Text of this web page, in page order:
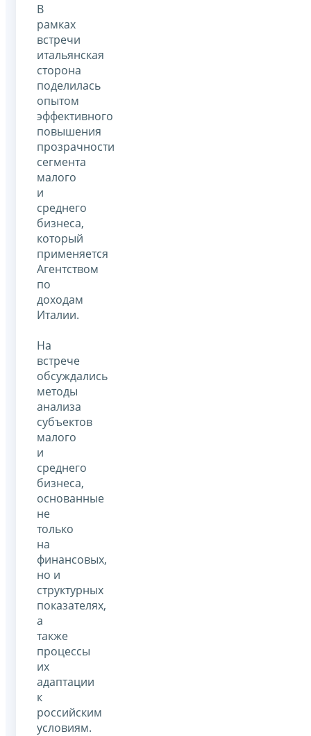
В
рамках
встречи
итальянская
сторона
поделилась
опытом
эффективного
повышения
прозрачности
сегмента
малого
и
среднего
бизнеса,
который
применяется
Агентством
по
доходам
Италии.
На
встрече
обсуждались
методы
анализа
субъектов
малого
и
среднего
бизнеса,
основанные
не
только
на
финансовых,
но и
структурных
показателях,
а
также
процессы
их
адаптации
к
российским
условиям.